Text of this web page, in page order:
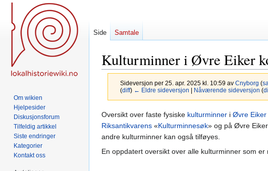
Kulturminner i Øvre Eiker
Sideversjon per 25. apr. 2025 kl. 10:59 av Cnyborg (
(diff) ← Eldre sideversjon Nåværende sideversjon (
Hopp
til
navigering
Hopp
til
søk
Oversikt over faste fysiske kulturminner i Øvre Eiker
Riksantikvarens «Kulturminnesøk» og på Øvre
andre kulturminner kan også tilføyes.
En oppdatert oversikt over alle kulturminner som
Side Samtale
Om wikien
Hjelpesider
Diskusjonsforum
Tilfeldig artikkel
Siste endringer
Kategorier
Kontakt oss